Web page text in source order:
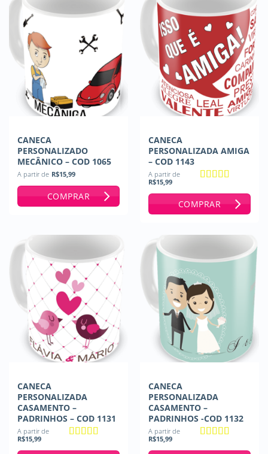
CANECA
PERSONALIZADO
MECÂNICO – COD 1065
A partir de R$15,99
COMPRAR
CANECA
PERSONALIZADA AMIGA
– COD 1143
A partir de
R$15,99
COMPRAR
CANECA
PERSONALIZADA
CASAMENTO –
PADRINHOS – COD 1131
A partir de
R$15,99
CANECA
PERSONALIZADA
CASAMENTO –
PADRINHOS -COD 1132
A partir de
R$15,99